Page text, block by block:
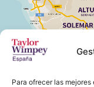
Para ofrecer las